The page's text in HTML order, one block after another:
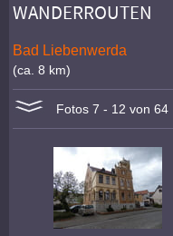
WANDERROUTEN
Bad Liebenwerda
(ca. 8 km)
Fotos 7 - 12 von 64